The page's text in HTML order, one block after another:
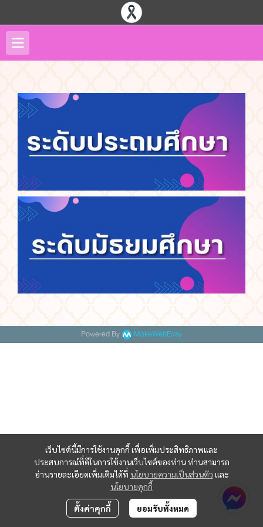
เว็บไซต์นี้มีการใช้งานคุกกี้ เพื่อเพิ่มประสิทธิภาพและ
ประสบการณ์ที่ดีในการใช้งานเว็บไซต์ของท่าน ท่านสามารถ
อ่านรายละเอียดเพิ่มเติมได้ที่ นโยบายความเป็นส่วนตัว และ
นโยบายคุกกี้
ตั้งค่าคุกกี้ ยอมรับทั้งหมด
Powered By MakeWebEasy